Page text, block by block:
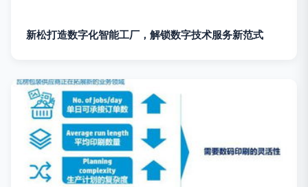
新松打造数字化智能工厂，解锁数字技术服务新范式